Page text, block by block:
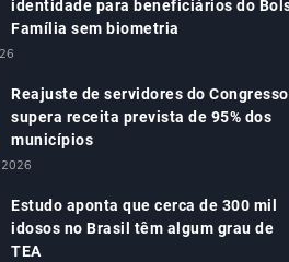
identidade para beneficiários do
Família sem biometria
Reajuste de servidores do Congresso
supera receita prevista de 95% dos
municípios
2026
Estudo aponta que cerca de 300 mil
idosos no Brasil têm algum grau de
TEA